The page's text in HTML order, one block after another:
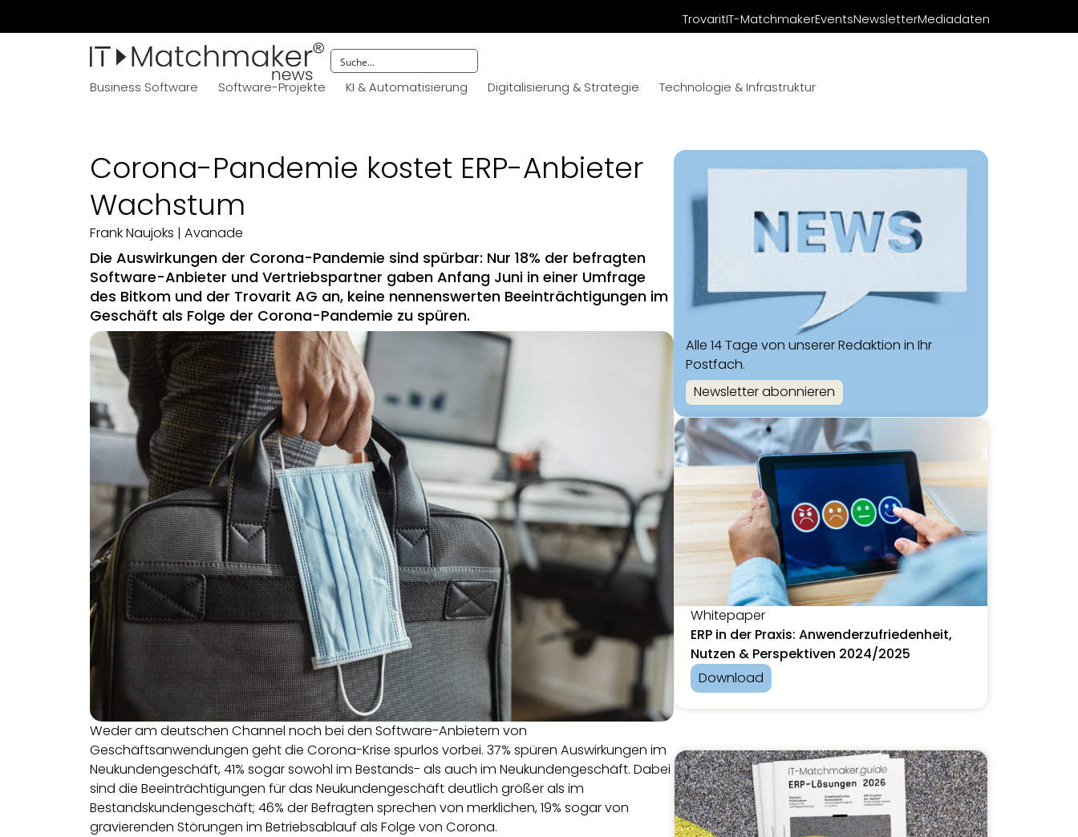
TrovaritIT-MatchmakerEventsNewsletterMediadaten
Business Software Software-Projekte KI & Automatisierung Digitalisierung & Strategie Technologie & Infrastruktur
Corona-Pandemie kostet ERP-Anbieter
Wachstum
Frank Naujoks | Avanade
Die Auswirkungen der Corona-Pandemie sind spürbar: Nur 18% der befragten
Software-Anbieter und Vertriebspartner gaben Anfang Juni in einer Umfrage
des Bitkom und der Trovarit AG an, keine nennenswerten Beeinträchtigungen im
Geschäft als Folge der Corona-Pandemie zu spüren.
Weder am deutschen Channel noch bei den Software-Anbietern von
Geschäftsanwendungen geht die Corona-Krise spurlos vorbei. 37% spüren Auswirkungen im
Neukundengeschäft, 41% sogar sowohl im Bestands- als auch im Neukundengeschäft. Dabei
sind die Beeinträchtigungen für das Neukundengeschäft deutlich größer als im
Bestandskundengeschäft; 46% der Befragten sprechen von merklichen, 19% sogar von
gravierenden Störungen im Betriebsablauf als Folge von Corona.
Alle 14 Tage von unserer Redaktion in Ihr
Postfach.
Newsletter abonnieren
Whitepaper
ERP in der Praxis: Anwenderzufriedenheit,
Nutzen & Perspektiven 2024/2025
Download